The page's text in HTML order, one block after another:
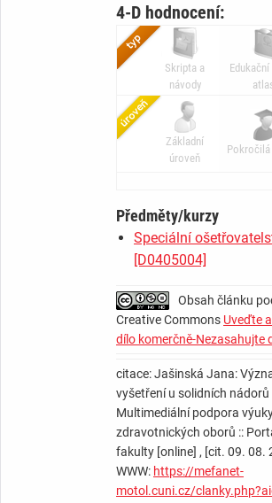
4-D hodnocení:
Skripta a
návody
Edukační
Základní
úroveň
Předměty/kurzy
Speciální
[D0405004]
Obsah článku
Creative Commons Uveďte
dílo komerčně-Nezasahujte
citace: Jašinská Jana:
vyšetření u solidních nádorů
Multimediální podpora
zdravotnických oborů ::
fakulty [online] , [cit. 09. 08.
WWW: https://mefanet-
motol.cuni.cz/